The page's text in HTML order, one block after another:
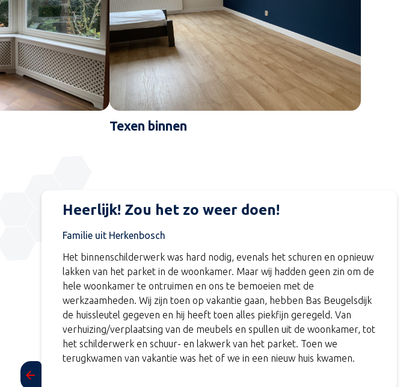
Texen binnen
Zeer tevreden
Bert Schmitz
Na een goed advies, en goede kleurstelling vlug maar zeker vakkundig
vakwerk. Bas, Detlef en collega’s dank voor de inzet. #zeertevreden